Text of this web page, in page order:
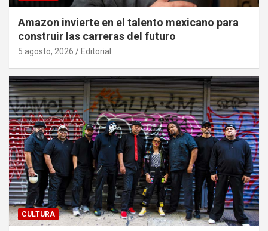
Amazon invierte en el talento mexicano para
construir las carreras del futuro
5 agosto, 2026 Editorial
CULTURA